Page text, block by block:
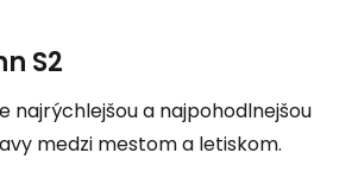
S2
najrýchlejšou a najpohodlnejšou
medzi mestom a letiskom.